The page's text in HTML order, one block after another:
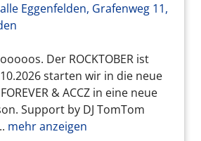
Eggenfelden, Grafenweg 11,
Der ROCKTOBER ist
starten wir in die neue
& ACCZ in eine neue
Support by DJ TomTom
mehr anzeigen